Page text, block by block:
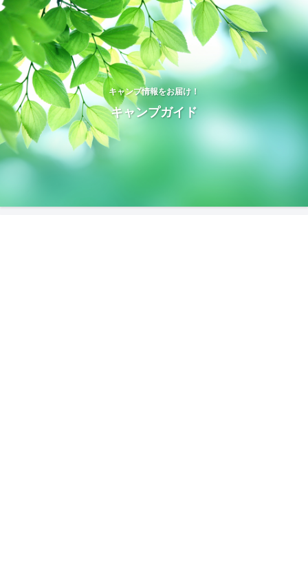
キャンプ情報をお届け！
キャンプガイド